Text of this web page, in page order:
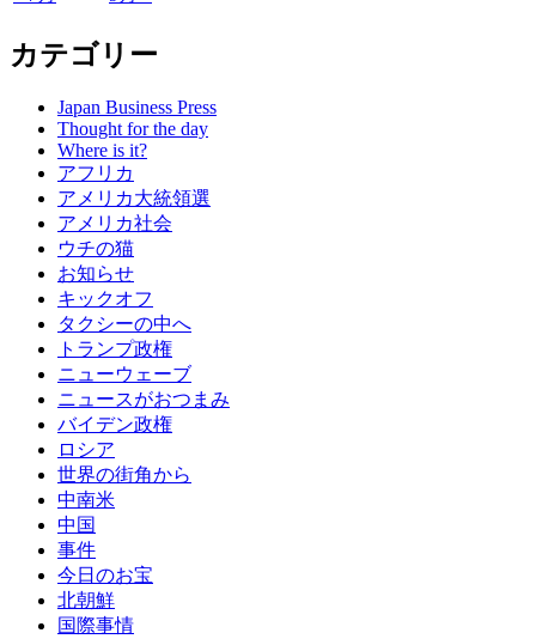
カテゴリー
Japan Business Press
Thought for the day
Where is it?
アフリカ
アメリカ大統領選
アメリカ社会
ウチの猫
お知らせ
キックオフ
タクシーの中へ
トランプ政権
ニューウェーブ
ニュースがおつまみ
バイデン政権
ロシア
世界の街角から
中南米
中国
事件
今日のお宝
北朝鮮
国際事情